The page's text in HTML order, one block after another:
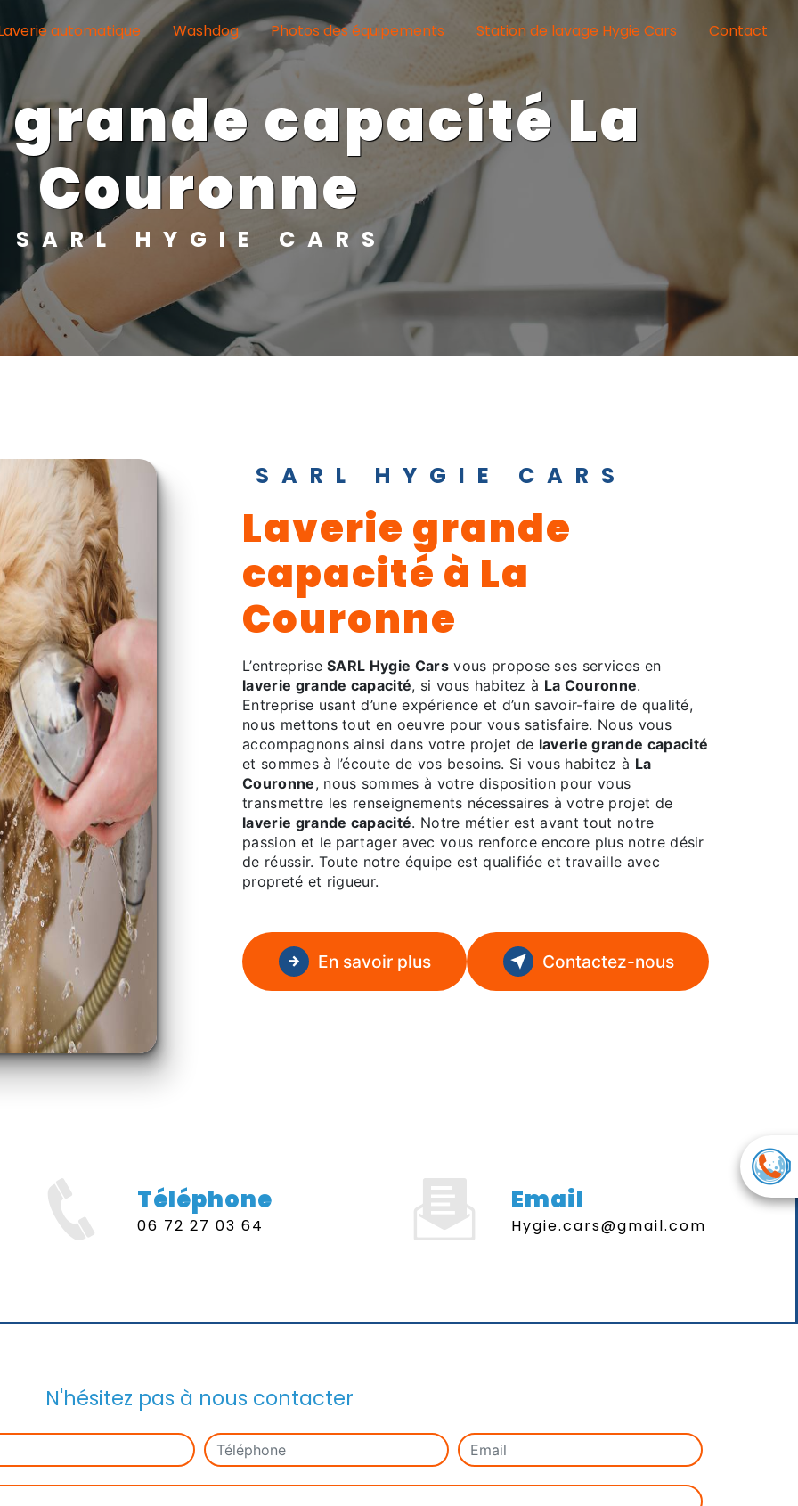
automatique Washdog Photos des équipements Station de lavage Hygie Cars Contact
Couronne
SARL HYGIE CARS
SARL HYGIE CARS
laverie grande
capacité à La
Couronne
L’entrepriseSARL Hygie Carsvous propose ses services en
laverie grande capacité, si vous habitez à La Couronne.
Entreprise usant d’une expérience et d’un savoir-faire de qualité,
nous mettons tout en oeuvre pour vous satisfaire. Nous vous
accompagnons ainsi dans votre projet de laverie grande capacité
et sommes à l’écoute de vos besoins. Si vous habitez à La
Couronne, nous sommes à votre disposition pour vous
transmettre les renseignements nécessaires à votre projet de
laverie grande capacité. Notre métier est avant tout notre
passion et le partager avec vous renforce encore plus notre désir
de réussir. Toute notre équipe est qualifiée et travaille avec
propreté et rigueur.
En savoir plus Contactez-nous
Téléphone
06 72 27 03 64
Email
hygie.cars@gmail.com
N'hésitez pas à nous contacter